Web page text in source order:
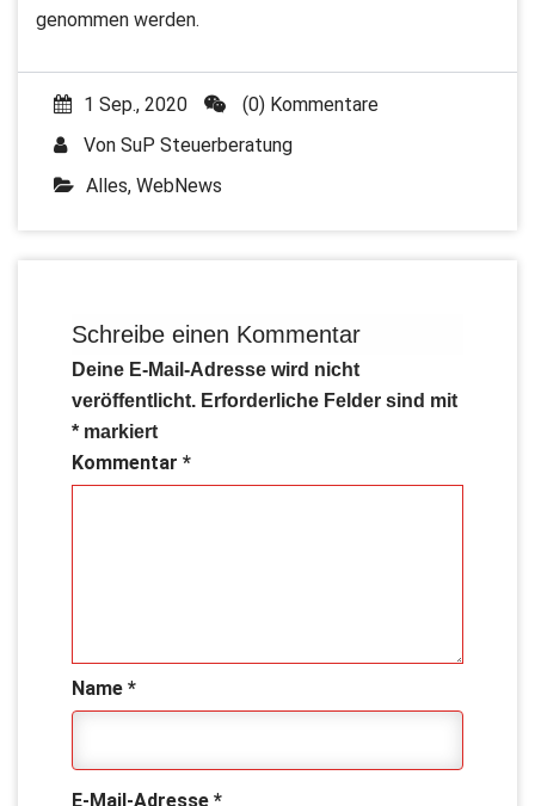
genommen werden.
1 Sep., 2020
(0) Kommentare
Von SuP Steuerberatung
Alles, WebNews
Schreibe einen Kommentar
Deine E-Mail-Adresse wird nicht
veröffentlicht. Erforderliche Felder sind mit
* markiert
Kommentar *
Name *
E-Mail-Adresse *